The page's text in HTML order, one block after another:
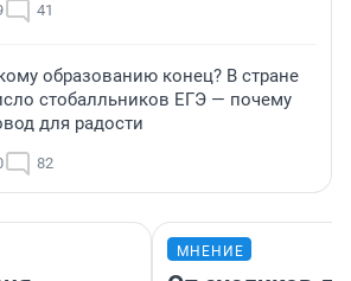
41
образованию конец? В стране
стобалльников ЕГЭ — почему
для радости
82
МНЕНИЕ